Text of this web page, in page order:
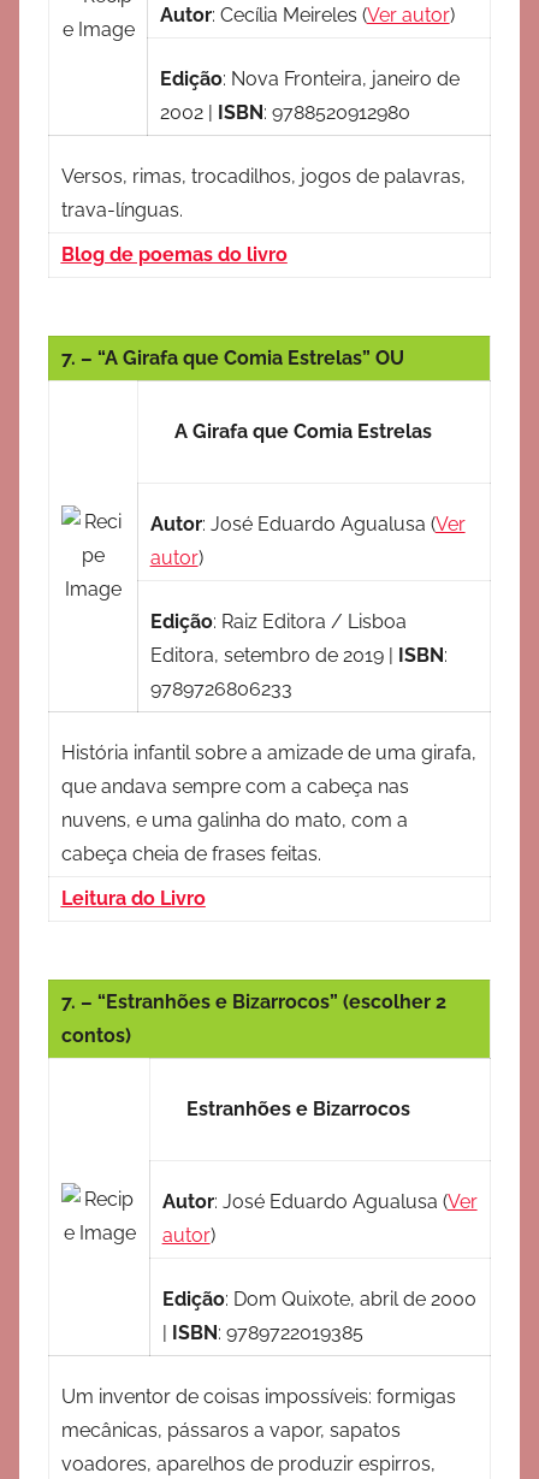
Autor: Cecília Meireles (Ver autor)
Edição: Nova Fronteira, janeiro de
2002 | ISBN: 9788520912980
Versos, rimas, trocadilhos, jogos de palavras,
trava-línguas.
Blog de poemas do livro
7. – “A Girafa que Comia Estrelas” OU
A Girafa que Comia Estrelas
Autor: José Eduardo Agualusa (Ver
autor)
Edição: Raiz Editora / Lisboa
Editora, setembro de 2019 | ISBN:
9789726806233
História infantil sobre a amizade de uma girafa,
que andava sempre com a cabeça nas
nuvens, e uma galinha do mato, com a
cabeça cheia de frases feitas.
Leitura do Livro
7. – “Estranhões e Bizarrocos” (escolher 2
contos)
Estranhões e Bizarrocos
Autor: José Eduardo Agualusa (Ver
autor)
Edição: Dom Quixote, abril de 2000
| ISBN: 9789722019385
Um inventor de coisas impossíveis: formigas
mecânicas, pássaros a vapor, sapatos
voadores, aparelhos de produzir espirros,